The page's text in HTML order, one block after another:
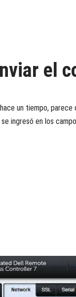
el
un tiempo,
ingresó en los